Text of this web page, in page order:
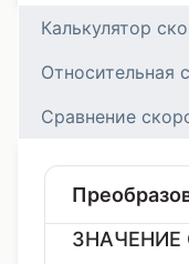
Калькулятор
Относительная
Сравнение
ЗНАЧЕНИЕ